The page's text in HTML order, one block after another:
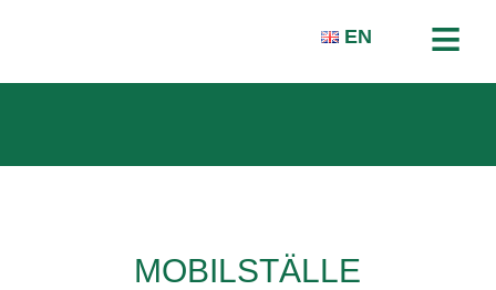
EN ≡
STARTSEITE
KARRIERE
MOBILSTÄLLE